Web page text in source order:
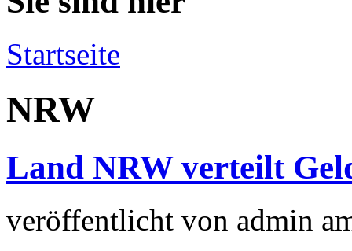
Startseite
NRW
Land NRW verteilt
veröffentlicht von admin